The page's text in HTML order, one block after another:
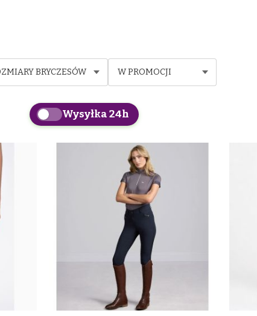
BRYCZESÓW W PROMOCJI
Wysyłka 24h